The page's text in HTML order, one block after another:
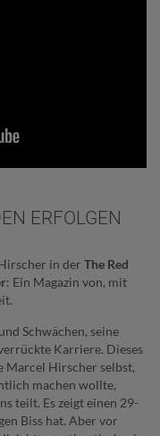
ERFOLGEN
in der The Red
: Ein Magazin von, mit
Schwächen, seine
Karriere. Dieses
Marcel Hirscher selbst,
machen wollte,
teilt. Es zeigt einen 29-
Biss hat. Aber vor